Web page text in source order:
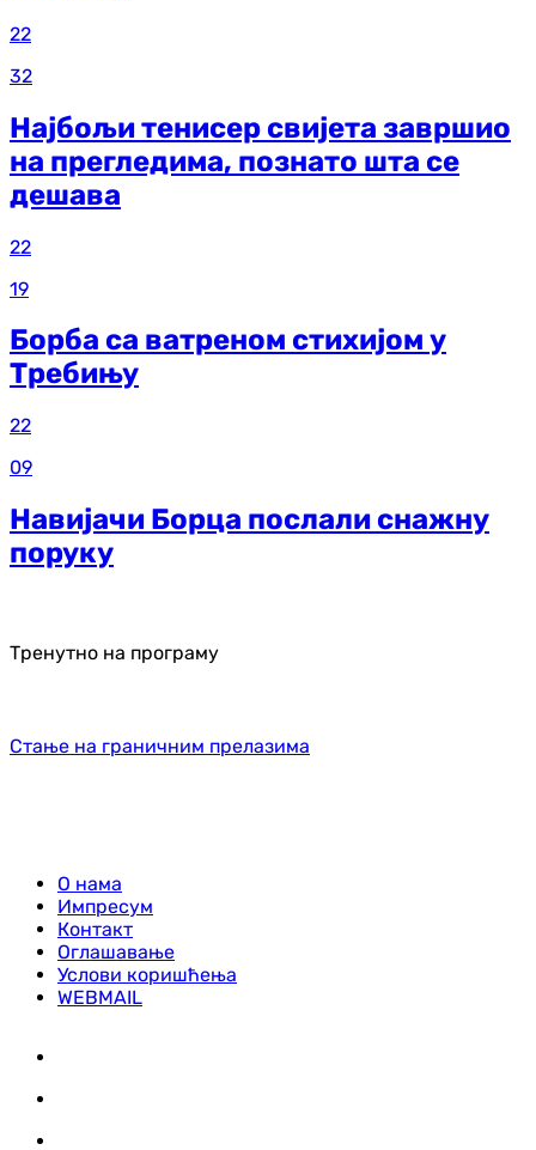
22
32
Најбољи тенисер свијета завршио
на прегледима, познато шта се
дешава
22
19
Борба са ватреном стихијом у
Требињу
22
09
Навијачи Борца послали снажну
поруку
Тренутно на програму
Стање на граничним прелазима
О нама
Импресум
Контакт
Оглашавање
Услови коришћења
WEBMAIL